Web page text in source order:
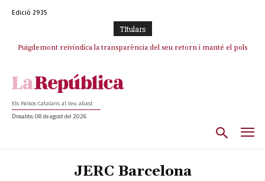
Edició 2935
TItulars
Puigdemont reivindica la transparència del seu retorn i manté el pols
Els Països Catalans al teu abast
Dissabte, 08 de agost del 2026
JERC Barcelona